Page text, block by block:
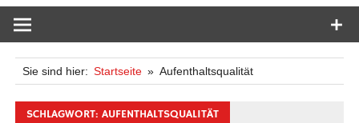
Sie sind hier: Startseite Aufenthaltsqualität
SCHLAGWORT:AUFENTHALTSQUALITÄT